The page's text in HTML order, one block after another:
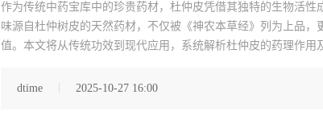
作为传统中药宝库中的珍贵药材，杜仲皮凭借其独特的生物活
味源自杜仲树皮的天然药材，不仅被《神农本草经》列为上品
值。本文将从传统功效到现代应用，系统解析杜仲皮的药理作用
dtime 2025-10-27 16:00